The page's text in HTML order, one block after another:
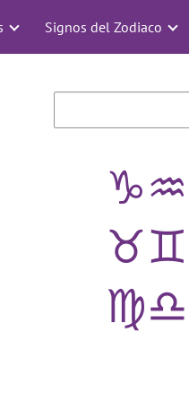
Signos del Zodiaco
♑♒
♉♊
♍♎